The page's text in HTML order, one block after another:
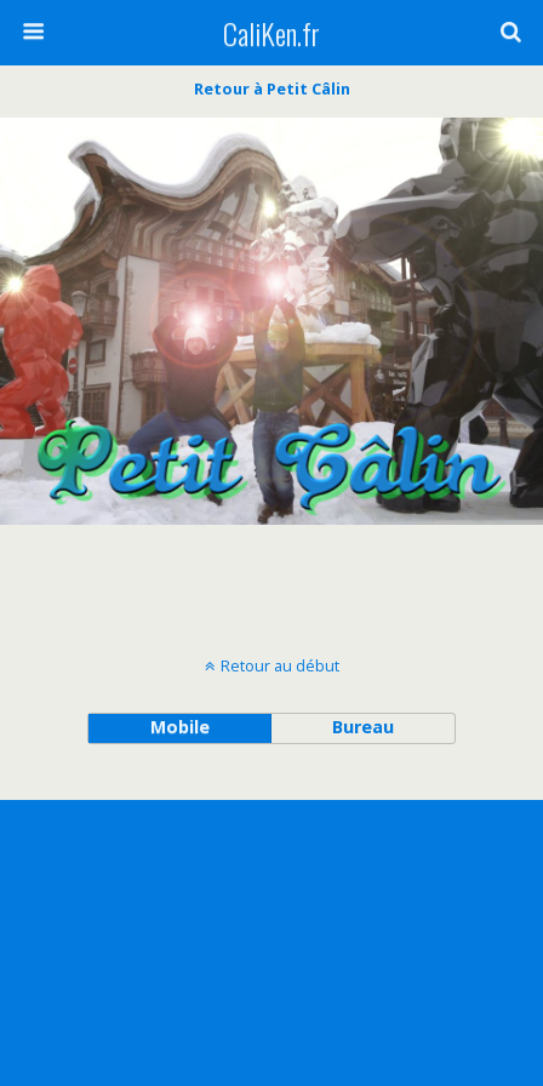
CaliKen.fr
Retour à Petit Câlin
Retour au début
Mobile Bureau